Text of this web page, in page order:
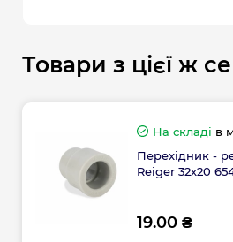
Товари з цієї ж
На складі в
Перехідник -
Reiger 32х20
19.00 ₴